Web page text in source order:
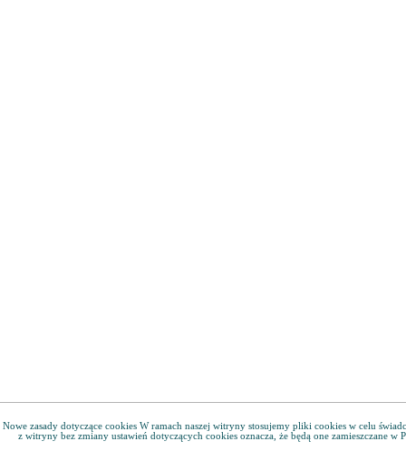
Nowe zasady dotyczące cookies W ramach naszej witryny stosujemy pliki cookies w celu
z witryny bez zmiany ustawień dotyczących cookies oznacza, że będą one zamieszczane